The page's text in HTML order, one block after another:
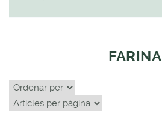
FARINA